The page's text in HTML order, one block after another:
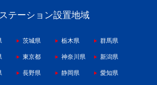
ステーション設置地域
茨城県 栃木県 群馬県
東京都 神奈川県 新潟県
長野県 静岡県 愛知県